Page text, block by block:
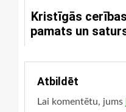
Kristīgās cerības
pamats un
Atbildēt
Lai komentētu, jums